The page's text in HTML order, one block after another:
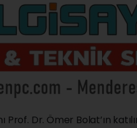
Dr. Ömer Bolat’ın